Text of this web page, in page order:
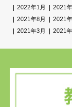
2022年1月
2021
2021年8月
2021
2021年3月
2021